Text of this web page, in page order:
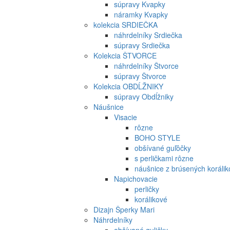
súpravy Kvapky
náramky Kvapky
kolekcia SRDIEČKA
náhrdelníky Srdiečka
súpravy Srdiečka
Kolekcia ŠTVORCE
náhrdelníky Štvorce
súpravy Štvorce
Kolekcia OBDĹŽNIKY
súpravy Obdĺžniky
Náušnice
Visacie
rôzne
BOHO STYLE
obšívané guľôčky
s perličkami rôzne
náušnice z brúsených
Napichovacie
perličky
korálikové
Dizajn Šperky Mari
Náhrdelníky